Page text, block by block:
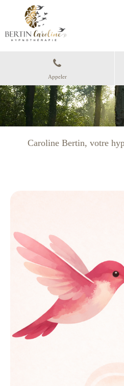
Appeler
Caroline Bertin, votre